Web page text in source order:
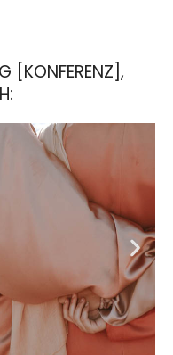
[KONFERENZ],